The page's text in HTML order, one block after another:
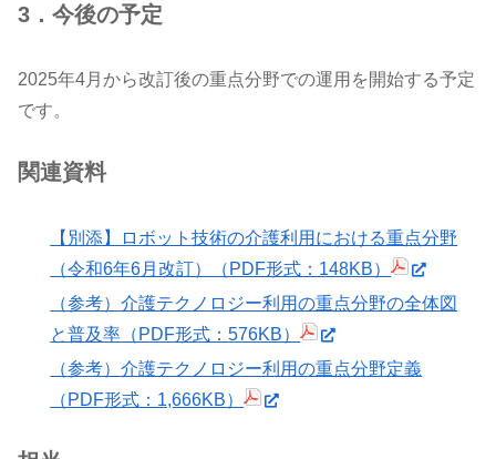
3．今後の予定
2025年4月から改訂後の重点分野での運用を開始する予定
です。
関連資料
【別添】ロボット技術の介護利用における重点分野
（令和6年6月改訂）（PDF形式：148KB）
（参考）介護テクノロジー利用の重点分野の全体図
と普及率（PDF形式：576KB）
（参考）介護テクノロジー利用の重点分野定義
（PDF形式：1,666KB）